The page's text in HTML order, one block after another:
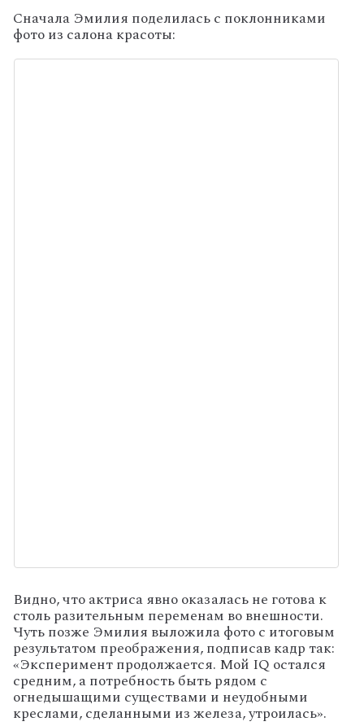
Сначала Эмилия поделилась с поклонниками
фото из салона красоты:
Видно, что актриса явно оказалась не готова к
столь разительным переменам во внешности.
Чуть позже Эмилия выложила фото с итоговым
результатом преображения, подписав кадр так:
«Эксперимент продолжается. Мой IQ остался
средним, а потребность быть рядом с
огнедышащими существами и неудобными
креслами, сделанными из железа, утроилась».